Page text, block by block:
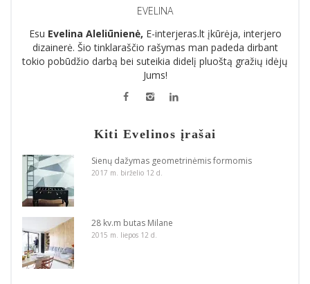
EVELINA
Esu Evelina Aleliūnienė, E-interjeras.lt įkūrėja, interjero
dizainerė. Šio tinklaraščio rašymas man padeda dirbant
tokio pobūdžio darbą bei suteikia didelį pluoštą gražių idėjų
Jums!
Kiti Evelinos įrašai
Sienų dažymas geometrinėmis formomis
2017 m. birželio 12 d.
28 kv.m butas Milane
2015 m. liepos 12 d.